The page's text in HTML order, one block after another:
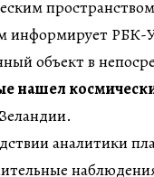
информирует РБК-
объект в
нашел
аналитики